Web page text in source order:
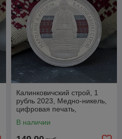
Калинковичский строй, 1
рубль 2023, Медно-никель,
цифровая печать,
В наличии